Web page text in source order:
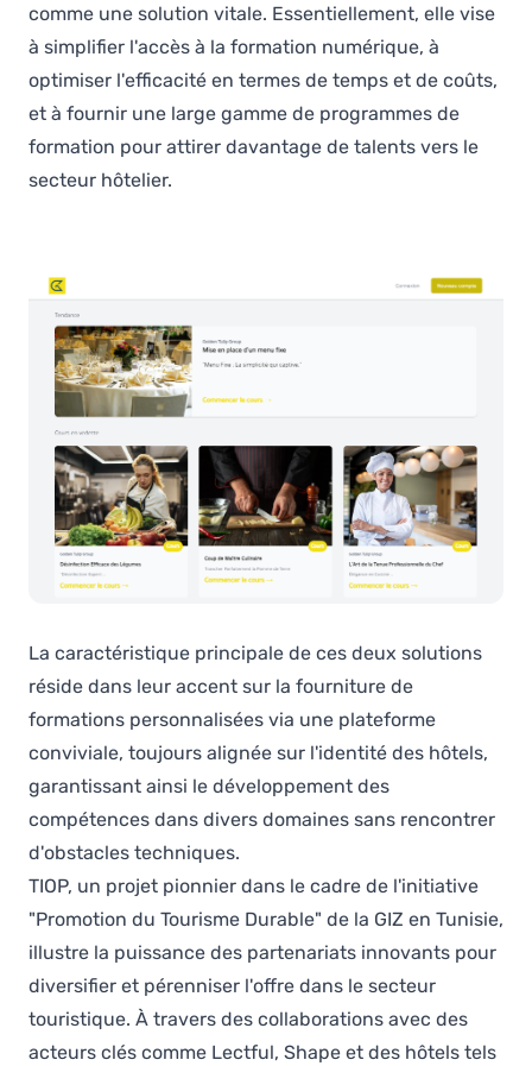
comme une solution vitale. Essentiellement, elle vise
à simplifier l'accès à la formation numérique, à
optimiser l'efficacité en termes de temps et de coûts,
et à fournir une large gamme de programmes de
formation pour attirer davantage de talents vers le
secteur hôtelier.
La caractéristique principale de ces deux solutions
réside dans leur accent sur la fourniture de
formations personnalisées via une plateforme
conviviale, toujours alignée sur l'identité des hôtels,
garantissant ainsi le développement des
compétences dans divers domaines sans rencontrer
d'obstacles techniques.
TIOP, un projet pionnier dans le cadre de l'initiative
"Promotion du Tourisme Durable" de la GIZ en Tunisie,
illustre la puissance des partenariats innovants pour
diversifier et pérenniser l'offre dans le secteur
touristique. À travers des collaborations avec des
acteurs clés comme Lectful, Shape et des hôtels tels